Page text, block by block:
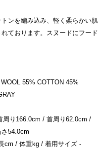
ンを編み込み、軽く柔らかい
ております。スヌードにフー
55% COTTON 45%
周り166.0cm / 首周り62.0cm /
cm / 体重kg / 着用サイズ -